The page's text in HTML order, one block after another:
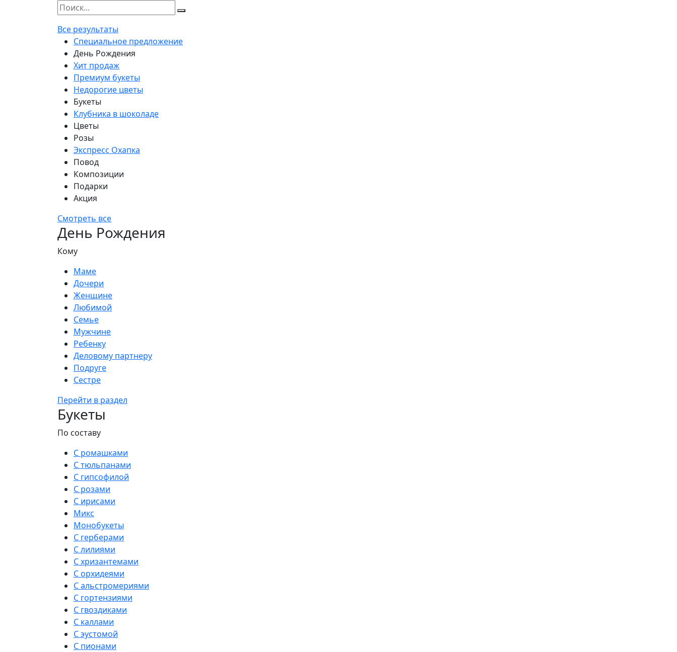
Все результаты
Специальное предложение
День Рождения
Хит продаж
Премиум букеты
Недорогие цветы
Букеты
Клубника в шоколаде
Цветы
Розы
Экспресс Охапка
Повод
Композиции
Подарки
Акция
Смотреть все
День Рождения
Кому
Маме
Дочери
Женщине
Любимой
Семье
Мужчине
Ребенку
Деловому партнеру
Подруге
Сестре
Перейти в раздел
Букеты
По составу
С ромашками
С тюльпанами
С гипсофилой
С розами
С ирисами
Микс
Монобукеты
С герберами
С лилиями
С хризантемами
С орхидеями
С альстромериями
С гортензиями
С гвоздиками
С каллами
С эустомой
С пионами